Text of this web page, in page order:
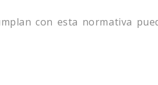
con esta normativa